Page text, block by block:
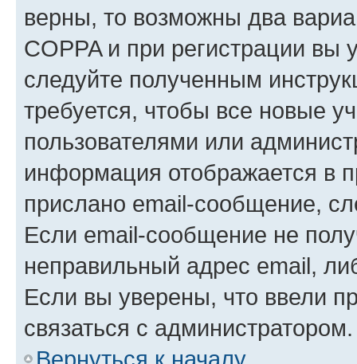
верны, то возможны два
COPPA и при регистрации вы
следуйте полученным
требуется, чтобы все новые
пользователями или
информация отображается в
прислано email-сообщение,
Если email-сообщение не
неправильный адрес email,
Если вы уверены, что ввели
связаться с администратором.
Вернуться к началу